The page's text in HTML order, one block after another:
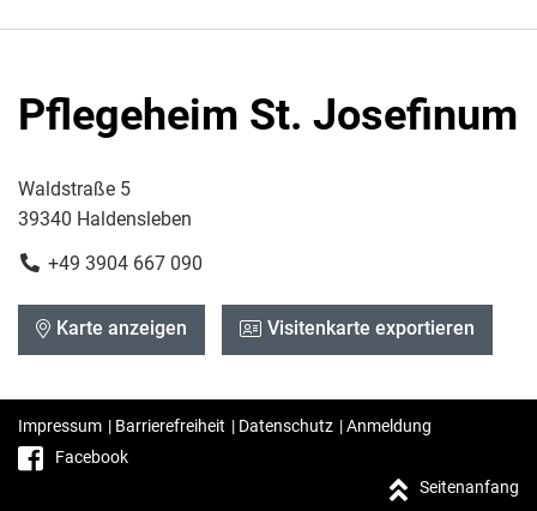
Pflegeheim St. Josefinum
Waldstraße 5
39340 Haldensleben
+49 3904 667 090
Karte anzeigen Visitenkarte exportieren
Impressum | Barrierefreiheit | Datenschutz |Anmeldung
Facebook
Seitenanfang